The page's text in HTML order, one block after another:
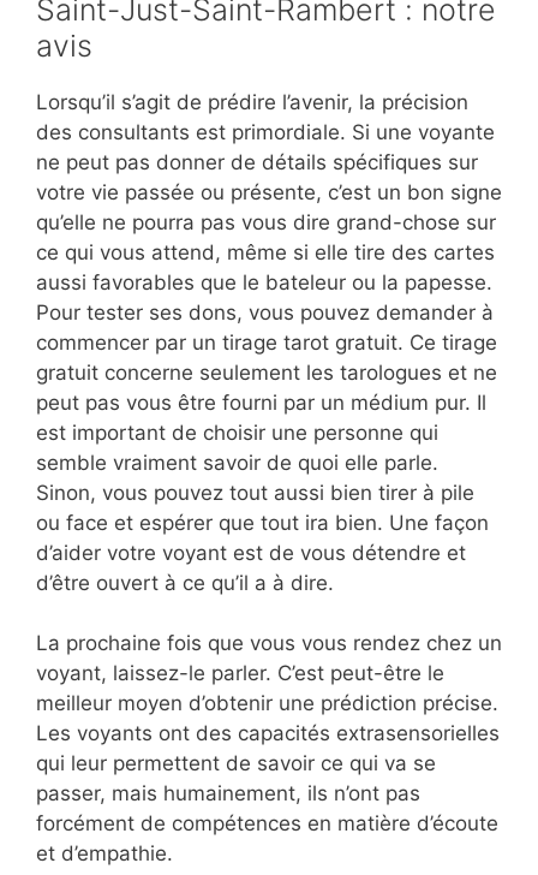
Saint-Just-Saint-Rambert : notre
avis
Lorsqu’il s’agit de prédire l’avenir, la précision
des consultants est primordiale. Si une voyante
ne peut pas donner de détails spécifiques sur
votre vie passée ou présente, c’est un bon signe
qu’elle ne pourra pas vous dire grand-chose sur
ce qui vous attend, même si elle tire des cartes
aussi favorables que le bateleur ou la papesse.
Pour tester ses dons, vous pouvez demander à
commencer par un tirage tarot gratuit. Ce tirage
gratuit concerne seulement les tarologues et ne
peut pas vous être fourni par un médium pur. Il
est important de choisir une personne qui
semble vraiment savoir de quoi elle parle.
Sinon, vous pouvez tout aussi bien tirer à pile
ou face et espérer que tout ira bien. Une façon
d’aider votre voyant est de vous détendre et
d’être ouvert à ce qu’il a à dire.
La prochaine fois que vous vous rendez chez un
voyant, laissez-le parler. C’est peut-être le
meilleur moyen d’obtenir une prédiction précise.
Les voyants ont des capacités extrasensorielles
qui leur permettent de savoir ce qui va se
passer, mais humainement, ils n’ont pas
forcément de compétences en matière d’écoute
et d’empathie.